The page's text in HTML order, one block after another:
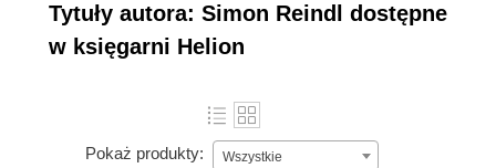
Tytuły autora: Simon Reindl dostępne
w księgarni Helion
Pokaż produkty: Wszystkie